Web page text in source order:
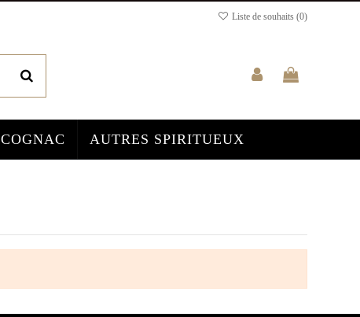
Liste de souhaits (0)
COGNAC AUTRES SPIRITUEUX